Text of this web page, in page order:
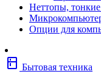
Неттопы,
Опции для
kitchen Бытовая техника